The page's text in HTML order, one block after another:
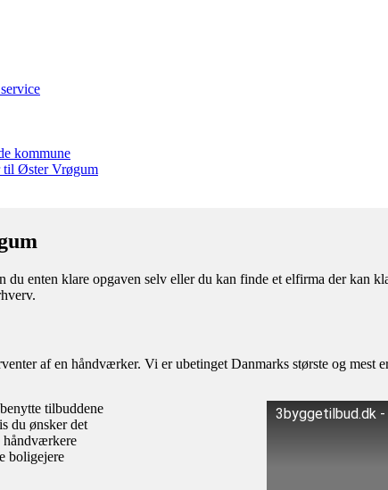
kommune
til Øster Vrøgum
enten klare opgaven selv eller du kan finde et elfirma der kan
af en håndværker. Vi er ubetinget Danmarks største og mest
tilbuddene
du ønsker det
håndværkere
boligejere
3byggetilbud.dk